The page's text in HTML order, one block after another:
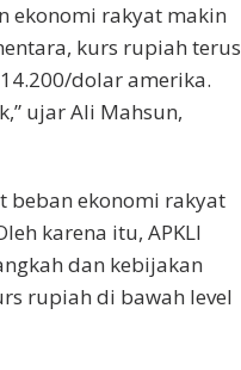
ekonomi rakyat makin
kurs rupiah terus
dolar amerika.
ujar Ali Mahsun,
beban ekonomi rakyat
karena itu, APKLI
dan kebijakan
rupiah di bawah level